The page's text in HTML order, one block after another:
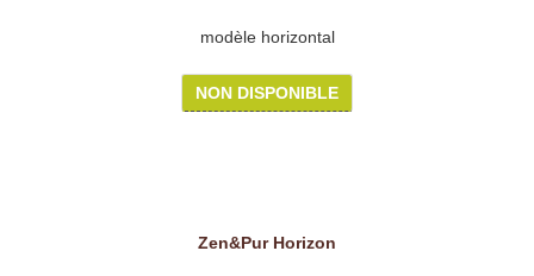
modèle horizontal
NON DISPONIBLE
Zen&Pur Horizon